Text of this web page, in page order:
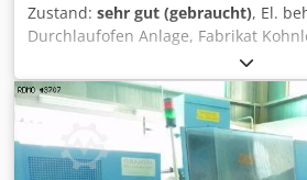
Zustand: sehr gut (gebraucht), El.
Durchlaufofen Anlage, Fabrikat
Magnetbefüller Härteofen Typ: BLHE
Temperatur: max. 950°C Durchsatz:
Förderbandbreite: 620 mm nutzbare
Gesamt-Anschlusswert: 160 kW
Heizungslänge: 5.000 mm
Durchlaufgeschwindigkeit: 170 - 20